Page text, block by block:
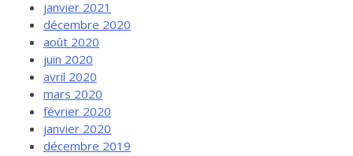
janvier 2021
décembre 2020
août 2020
juin 2020
avril 2020
mars 2020
février 2020
janvier 2020
décembre 2019